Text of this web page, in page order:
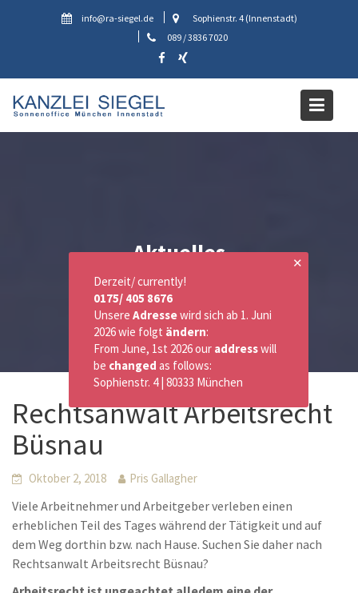
info@ra-siegel.de
Sophienstr. 4 (Innenstadt)
089 / 3836 7020
Aktuelles
Rechtsanwalt Arbeitsrecht
Büsnau
Oktober 2, 2018 Pris Gallagher
Viele Arbeitnehmer und Arbeitgeber verleben einen
erheblichen Teil des Tages während der Tätigkeit und auf
dem Weg dorthin bzw. nach Hause. Suchen Sie daher nach
Rechtsanwalt Arbeitsrecht Büsnau?
✕
Derzeit/ currently!
0175/ 405 8676
Unsere Adressewird sich ab 1. Juni
2026 wie folgt ändern:
From June, 1st 2026 our addresswill
be changed as follows:
Sophienstr. 4 | 80333 München